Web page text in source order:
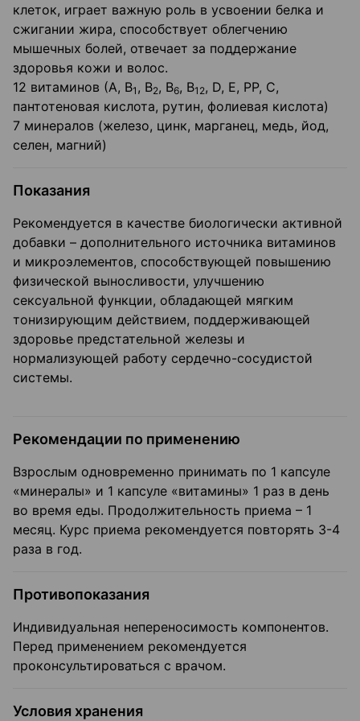
клеток, играет важную роль в усвоении белка и
сжигании жира, способствует облегчению
мышечных болей, отвечает за поддержание
здоровья кожи и волос.
12 витаминов (А, В1 , В2, В6, В12, D, Е, РР, С,
пантотеновая кислота, рутин, фолиевая кислота)
7 минералов (железо, цинк, марганец, медь, йод,
селен, магний)
Показания
Рекомендуется в качестве биологически активной
добавки – дополнительного источника витаминов
и микроэлементов, способствующей повышению
физической выносливости, улучшению
сексуальной функции, обладающей мягким
тонизирующим действием, поддерживающей
здоровье предстательной железы и
нормализующей работу сердечно-сосудистой
системы.
Рекомендации по применению
Взрослым одновременно принимать по 1 капсуле
«минералы» и 1 капсуле «витамины» 1 раз в день
во время еды. Продолжительность приема – 1
месяц. Курс приема рекомендуется повторять 3-4
раза в год.
Противопоказания
Индивидуальная непереносимость компонентов.
Перед применением рекомендуется
проконсультироваться с врачом.
Условия хранения